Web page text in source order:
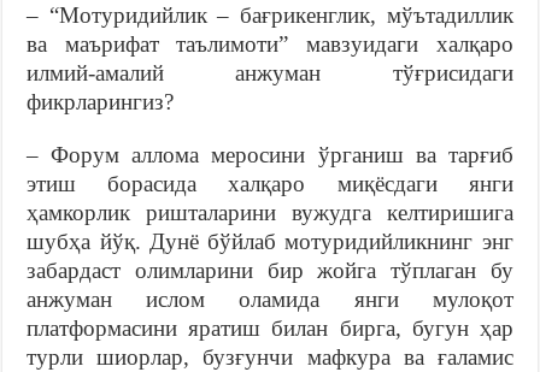
– “Мотуридийлик – бағрикенглик, мўътадиллик
ва маърифат таълимоти” мавзуидаги халқаро
илмий-амалий анжуман тўғрисидаги
фикрларингиз?
– Форум аллома меросини ўрганиш ва тарғиб
этиш борасида халқаро миқёсдаги янги
ҳамкорлик ришталарини вужудга келтиришига
шубҳа йўқ. Дунё бўйлаб мотуридийликнинг энг
забардаст олимларини бир жойга тўплаган бу
анжуман ислом оламида янги мулоқот
платформасини яратиш билан бирга, бугун ҳар
турли шиорлар, бузғунчи мафкура ва ғаламис